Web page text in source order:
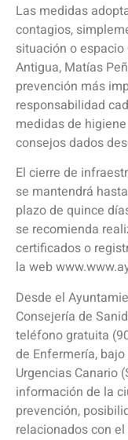
Las medidas
contagios,
situación o
Antigua, Matías
prevención más
responsabilidad
medidas de
consejos dados
El cierre de
se mantendrá
plazo de quince
se recomienda
certificados o
la web
Desde el
Consejería de
teléfono gratuita
de Enfermería,
Urgencias Canario
información de la
prevención,
relacionados con el